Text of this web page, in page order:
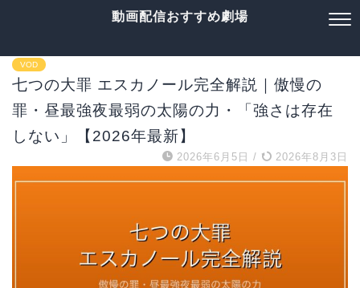
動画配信おすすめ劇場
VOD
七つの大罪 エスカノール完全解説｜傲慢の
罪・昼最強夜最弱の太陽の力・「強さは存在
しない」【2026年最新】
2026年6月5日 / 2026年8月3日